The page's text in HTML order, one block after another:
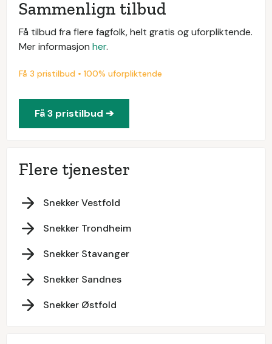
Sammenlign tilbud
Få tilbud fra flere fagfolk, helt gratis og uforpliktende.
Mer informasjon her.
Få 3 pristilbud • 100% uforpliktende
Få 3 pristilbud ➔
Flere tjenester
Snekker Vestfold
Snekker Trondheim
Snekker Stavanger
Snekker Sandnes
Snekker Østfold